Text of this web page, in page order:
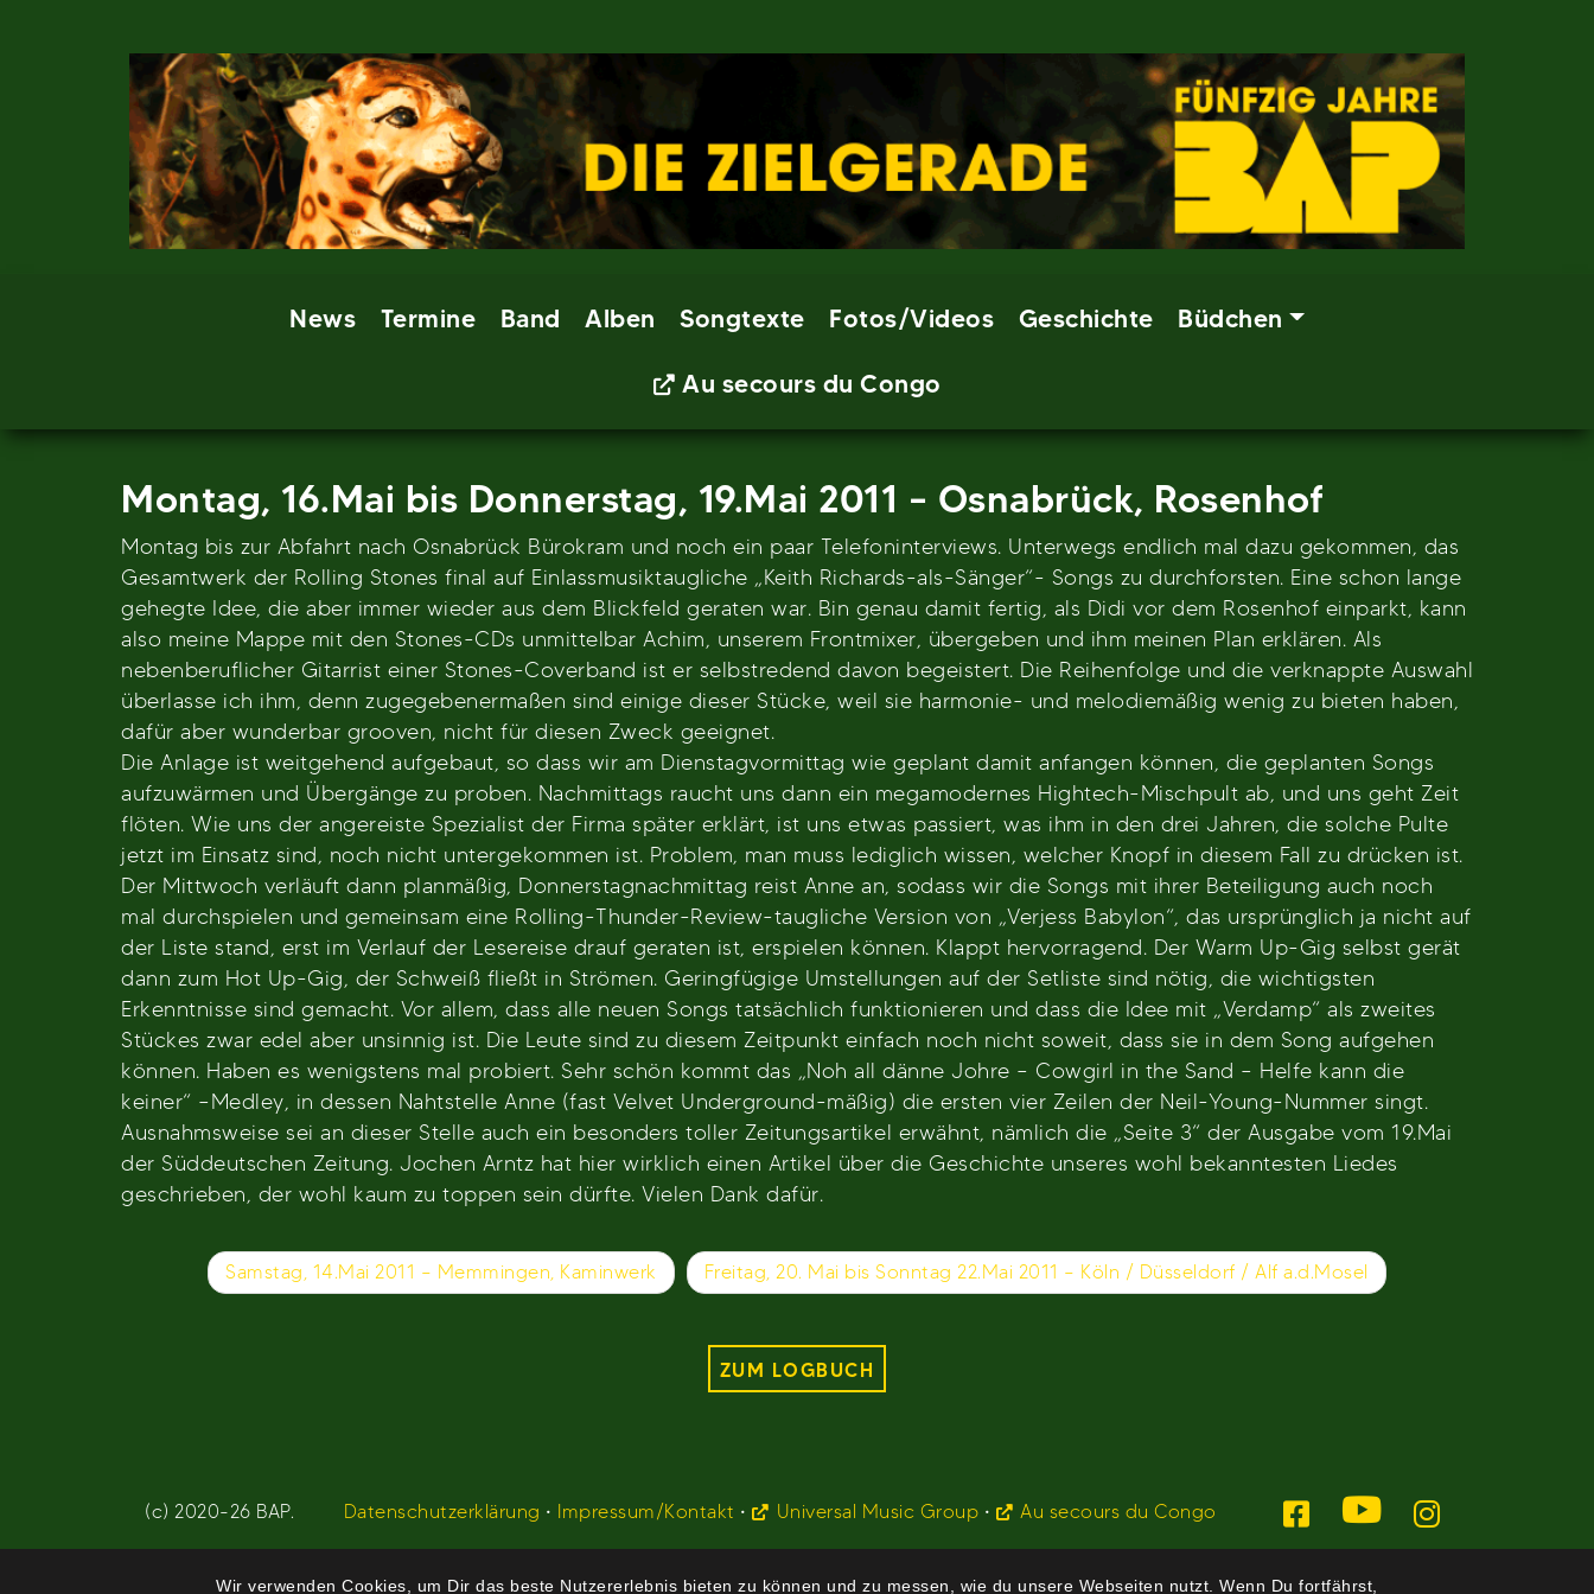
News Termine Band Alben Songtexte Fotos/Videos Geschichte Büdchen
Au secours du Congo
Montag, 16.Mai bis Donnerstag, 19.Mai 2011 – Osnabrück, Rosenhof
Montag bis zur Abfahrt nach Osnabrück Bürokram und noch ein paar Telefoninterviews. Unterwegs endlich mal dazu gekommen, das
Gesamtwerk der Rolling Stones final auf Einlassmusiktaugliche „Keith Richards-als-Sänger“- Songs zu durchforsten. Eine schon lange
gehegte Idee, die aber immer wieder aus dem Blickfeld geraten war. Bin genau damit fertig, als Didi vor dem Rosenhof einparkt, kann
also meine Mappe mit den Stones-CDs unmittelbar Achim, unserem Frontmixer, übergeben und ihm meinen Plan erklären. Als
nebenberuflicher Gitarrist einer Stones-Coverband ist er selbstredend davon begeistert. Die Reihenfolge und die verknappte Auswahl
überlasse ich ihm, denn zugegebenermaßen sind einige dieser Stücke, weil sie harmonie- und melodiemäßig wenig zu bieten haben,
dafür aber wunderbar grooven, nicht für diesen Zweck geeignet.
Die Anlage ist weitgehend aufgebaut, so dass wir am Dienstagvormittag wie geplant damit anfangen können, die geplanten Songs
aufzuwärmen und Übergänge zu proben. Nachmittags raucht uns dann ein megamodernes Hightech-Mischpult ab, und uns geht Zeit
flöten. Wie uns der angereiste Spezialist der Firma später erklärt, ist uns etwas passiert, was ihm in den drei Jahren, die solche Pulte
jetzt im Einsatz sind, noch nicht untergekommen ist. Problem, man muss lediglich wissen, welcher Knopf in diesem Fall zu drücken ist.
Der Mittwoch verläuft dann planmäßig, Donnerstagnachmittag reist Anne an, sodass wir die Songs mit ihrer Beteiligung auch noch
mal durchspielen und gemeinsam eine Rolling-Thunder-Review-taugliche Version von „Verjess Babylon“, das ursprünglich ja nicht auf
der Liste stand, erst im Verlauf der Lesereise drauf geraten ist, erspielen können. Klappt hervorragend. Der Warm Up-Gig selbst gerät
dann zum Hot Up-Gig, der Schweiß fließt in Strömen. Geringfügige Umstellungen auf der Setliste sind nötig, die wichtigsten
Erkenntnisse sind gemacht. Vor allem, dass alle neuen Songs tatsächlich funktionieren und dass die Idee mit „Verdamp“ als zweites
Stückes zwar edel aber unsinnig ist. Die Leute sind zu diesem Zeitpunkt einfach noch nicht soweit, dass sie in dem Song aufgehen
können. Haben es wenigstens mal probiert. Sehr schön kommt das „Noh all dänne Johre – Cowgirl in the Sand – Helfe kann die
keiner“ –Medley, in dessen Nahtstelle Anne (fast Velvet Underground-mäßig) die ersten vier Zeilen der Neil-Young-Nummer singt.
Ausnahmsweise sei an dieser Stelle auch ein besonders toller Zeitungsartikel erwähnt, nämlich die „Seite 3“ der Ausgabe vom 19.Mai
der Süddeutschen Zeitung. Jochen Arntz hat hier wirklich einen Artikel über die Geschichte unseres wohl bekanntesten Liedes
geschrieben, der wohl kaum zu toppen sein dürfte. Vielen Dank dafür.
Beitragsnavigation
Samstag, 14.Mai 2011 – Memmingen, Kaminwerk Freitag, 20. Mai bis Sonntag 22.Mai 2011 – Köln / Düsseldorf / Alf a.d.Mosel
ZUM LOGBUCH
(c) 2020-26 BAP. Datenschutzerklärung • Impressum/Kontakt • Universal Music Group • Au secours du Congo
Wir verwenden Cookies, um Dir das beste Nutzererlebnis bieten zu können und zu messen, wie du unsere Webseiten nutzt. Wenn Du fortfährst,